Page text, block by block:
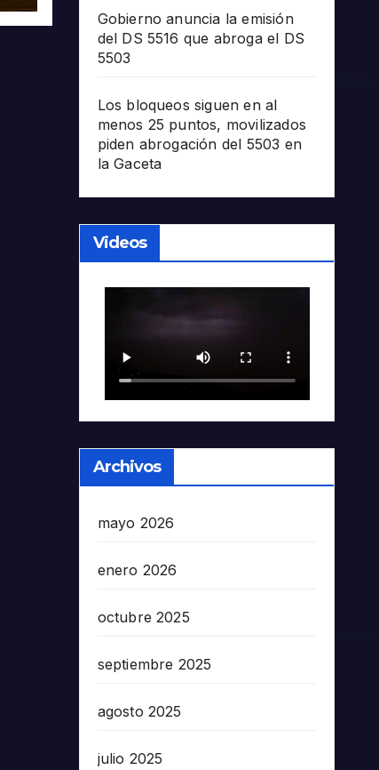
Gobierno anuncia la emisión
del DS 5516 que abroga el DS
5503
Los bloqueos siguen en al
menos 25 puntos, movilizados
piden abrogación del 5503 en
la Gaceta
Videos
Archivos
mayo 2026
enero 2026
octubre 2025
septiembre 2025
agosto 2025
julio 2025